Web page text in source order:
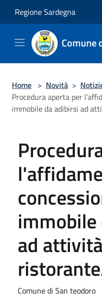
Regione Sardegna
Comune
Home > Novità >
Procedura aperta per
immobile da adibirsi ad
ad
Comune di San teodoro